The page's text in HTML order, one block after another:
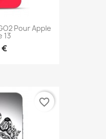
Pour Apple
13
€
favorite_border